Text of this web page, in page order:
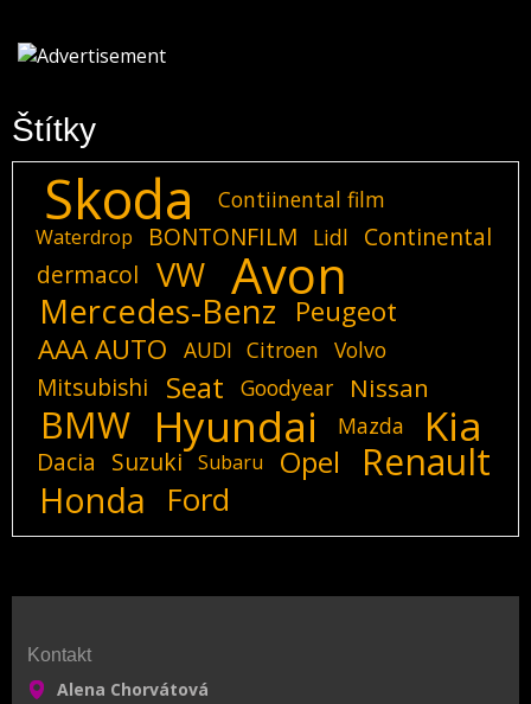
Štítky
Skoda Contiinental film
Waterdrop BONTONFILM Lidl
Continental
dermacol
VW Avon
Mercedes-Benz
Peugeot
AAA AUTO
AUDI Citroen Volvo
Mitsubishi Seat Goodyear Nissan
BMW Hyundai Mazda Kia
Dacia Suzuki Subaru Opel Renault
Honda Ford
Kontakt
Alena Chorvátová